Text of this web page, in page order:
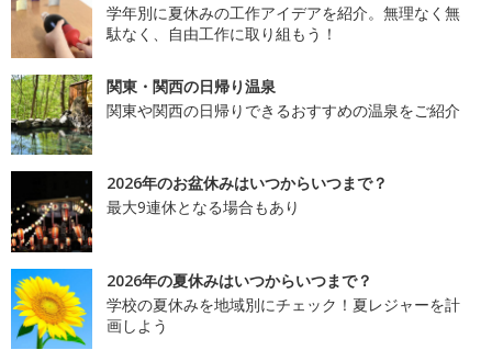
学年別に夏休みの工作アイデアを紹介。無理なく無
駄なく、自由工作に取り組もう！
関東・関西の日帰り温泉
関東や関西の日帰りできるおすすめの温泉をご紹介
2026年のお盆休みはいつからいつまで？
最大9連休となる場合もあり
2026年の夏休みはいつからいつまで？
学校の夏休みを地域別にチェック！夏レジャーを計
画しよう